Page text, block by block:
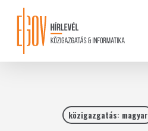
content
közigazgatás: magyar